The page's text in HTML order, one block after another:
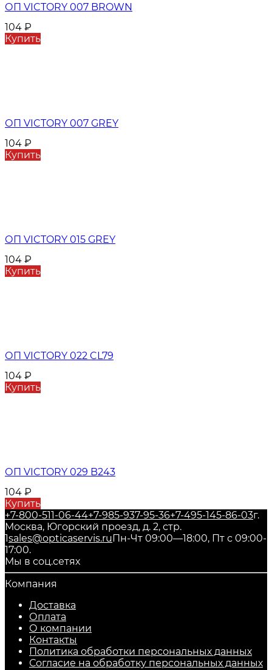
ОП VICTORY 007 BROWN
104 ₽
Купить
ОП VICTORY 007 GREY
104 ₽
Купить
ОП VICTORY 015 GREY
104 ₽
Купить
ОП VICTORY 022 CL79
104 ₽
Купить
ОП VICTORY 029 B243
104 ₽
Купить
+7-800-511-06-44+7-985-937-95-36+7-495-145-86-03г.
Москва, Югорский проезд, д. 2, стр.
1sales@opticaservis.ruПн-Чт 09:00—18:00, Пт с 09:00-
17:00.
Мы в соц.сетях
Компания
Доставка
Оплата
О компании
Контакты
Политика обработки персональных данных
Согласие на обработку персональных данных